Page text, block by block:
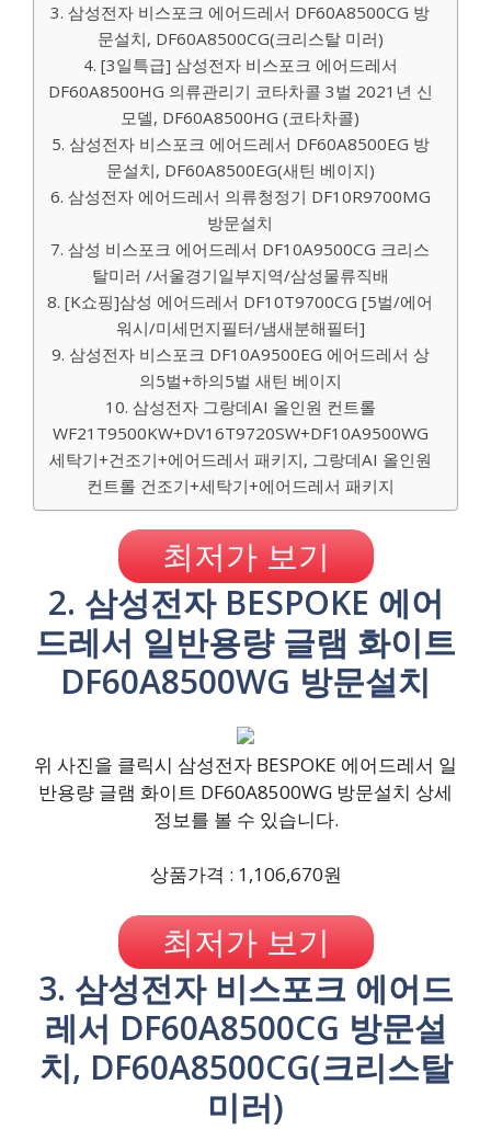
3. 삼성전자 비스포크 에어드레서 DF60A8500CG 방
문설치, DF60A8500CG(크리스탈 미러)
4. [3일특급] 삼성전자 비스포크 에어드레서
DF60A8500HG 의류관리기 코타차콜 3벌 2021년 신
모델, DF60A8500HG (코타차콜)
5. 삼성전자 비스포크 에어드레서 DF60A8500EG 방
문설치, DF60A8500EG(새틴 베이지)
6. 삼성전자 에어드레서 의류청정기 DF10R9700MG
방문설치
7. 삼성 비스포크 에어드레서 DF10A9500CG 크리스
탈미러 /서울경기일부지역/삼성물류직배
8. [K쇼핑]삼성 에어드레서 DF10T9700CG [5벌/에어
워시/미세먼지필터/냄새분해필터]
9. 삼성전자 비스포크 DF10A9500EG 에어드레서 상
의5벌+하의5벌 새틴 베이지
10. 삼성전자 그랑데AI 올인원 컨트롤
WF21T9500KW+DV16T9720SW+DF10A9500WG
세탁기+건조기+에어드레서 패키지, 그랑데AI 올인원
컨트롤 건조기+세탁기+에어드레서 패키지
최저가 보기
2. 삼성전자 BESPOKE 에어
드레서 일반용량 글램 화이트
DF60A8500WG 방문설치
위 사진을 클릭시 삼성전자 BESPOKE 에어드레서 일
반용량 글램 화이트 DF60A8500WG 방문설치 상세
정보를 볼 수 있습니다.
상품가격 : 1,106,670원
최저가 보기
3. 삼성전자 비스포크 에어드
레서 DF60A8500CG 방문설
치, DF60A8500CG(크리스탈
미러)